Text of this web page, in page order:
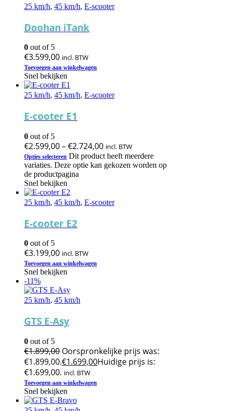
25 km/h, 45 km/h, E-scooter
Doohan iTank
0 out of 5
€3.599,00 incl. BTW
Toevoegen aan winkelwagen
Snel bekijken
25 km/h, 45 km/h, E-scooter
E-cooter E1
0 out of 5
€2.599,00–€2.724,00 incl. BTW
Opties selecteren Dit product heeft meerdere
variaties. Deze optie kan gekozen worden op
de productpagina
Snel bekijken
25 km/h, 45 km/h, E-scooter
E-cooter E2
0 out of 5
€3.199,00 incl. BTW
Toevoegen aan winkelwagen
Snel bekijken
-11%
25 km/h, 45 km/h
GTS E-Asy
0 out of 5
€1.899,00 Oorspronkelijke prijs was:
€1.899,00.€1.699,00Huidige prijs is:
€1.699,00. incl. BTW
Toevoegen aan winkelwagen
Snel bekijken